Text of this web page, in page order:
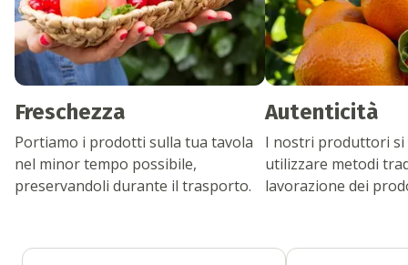
Freschezza
Portiamo i prodotti sulla tua tavola
nel minor tempo possibile,
preservandoli durante il trasporto.
Autenticità
I nostri produttori si
utilizzare metodi
lavorazione dei